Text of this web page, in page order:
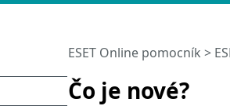
Čo je nové?
ESET Online pomocník >